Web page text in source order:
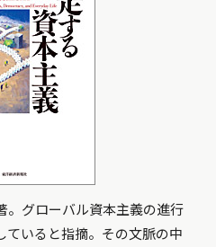
。グローバル資本主義の進行
ていると指摘。その文脈の中